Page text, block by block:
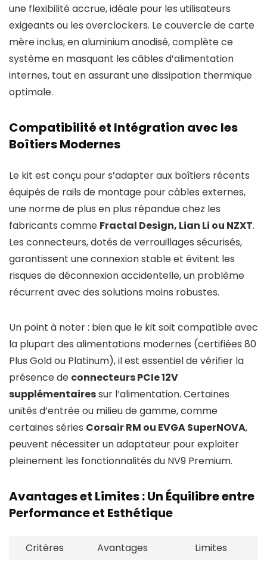
une flexibilité accrue, idéale pour les utilisateurs
exigeants ou les overclockers. Le couvercle de carte
mère inclus, en aluminium anodisé, complète ce
système en masquant les câbles d’alimentation
internes, tout en assurant une dissipation thermique
optimale.
Compatibilité et Intégration avec les
Boîtiers Modernes
Le kit est conçu pour s’adapter aux boîtiers récents
équipés de rails de montage pour câbles externes,
une norme de plus en plus répandue chez les
fabricants comme Fractal Design, Lian Li ou NZXT.
Les connecteurs, dotés de verrouillages sécurisés,
garantissent une connexion stable et évitent les
risques de déconnexion accidentelle, un problème
récurrent avec des solutions moins robustes.
Un point à noter : bien que le kit soit compatible avec
la plupart des alimentations modernes (certifiées 80
Plus Gold ou Platinum), il est essentiel de vérifier la
présence de connecteurs PCIe 12V
supplémentairessur l’alimentation. Certaines
unités d’entrée ou milieu de gamme, comme
certaines séries Corsair RM ou EVGA SuperNOVA,
peuvent nécessiter un adaptateur pour exploiter
pleinement les fonctionnalités du NV9 Premium.
Avantages et Limites : Un Équilibre entre
Performance et Esthétique
Critères Avantages
Limites